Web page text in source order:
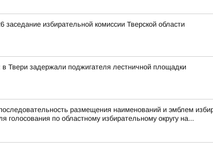
заседание избирательной комиссии Тверской области
в Твери задержали поджигателя лестничной площадки
размещения наименований и эмблем
голосования по областному избирательному округу на...